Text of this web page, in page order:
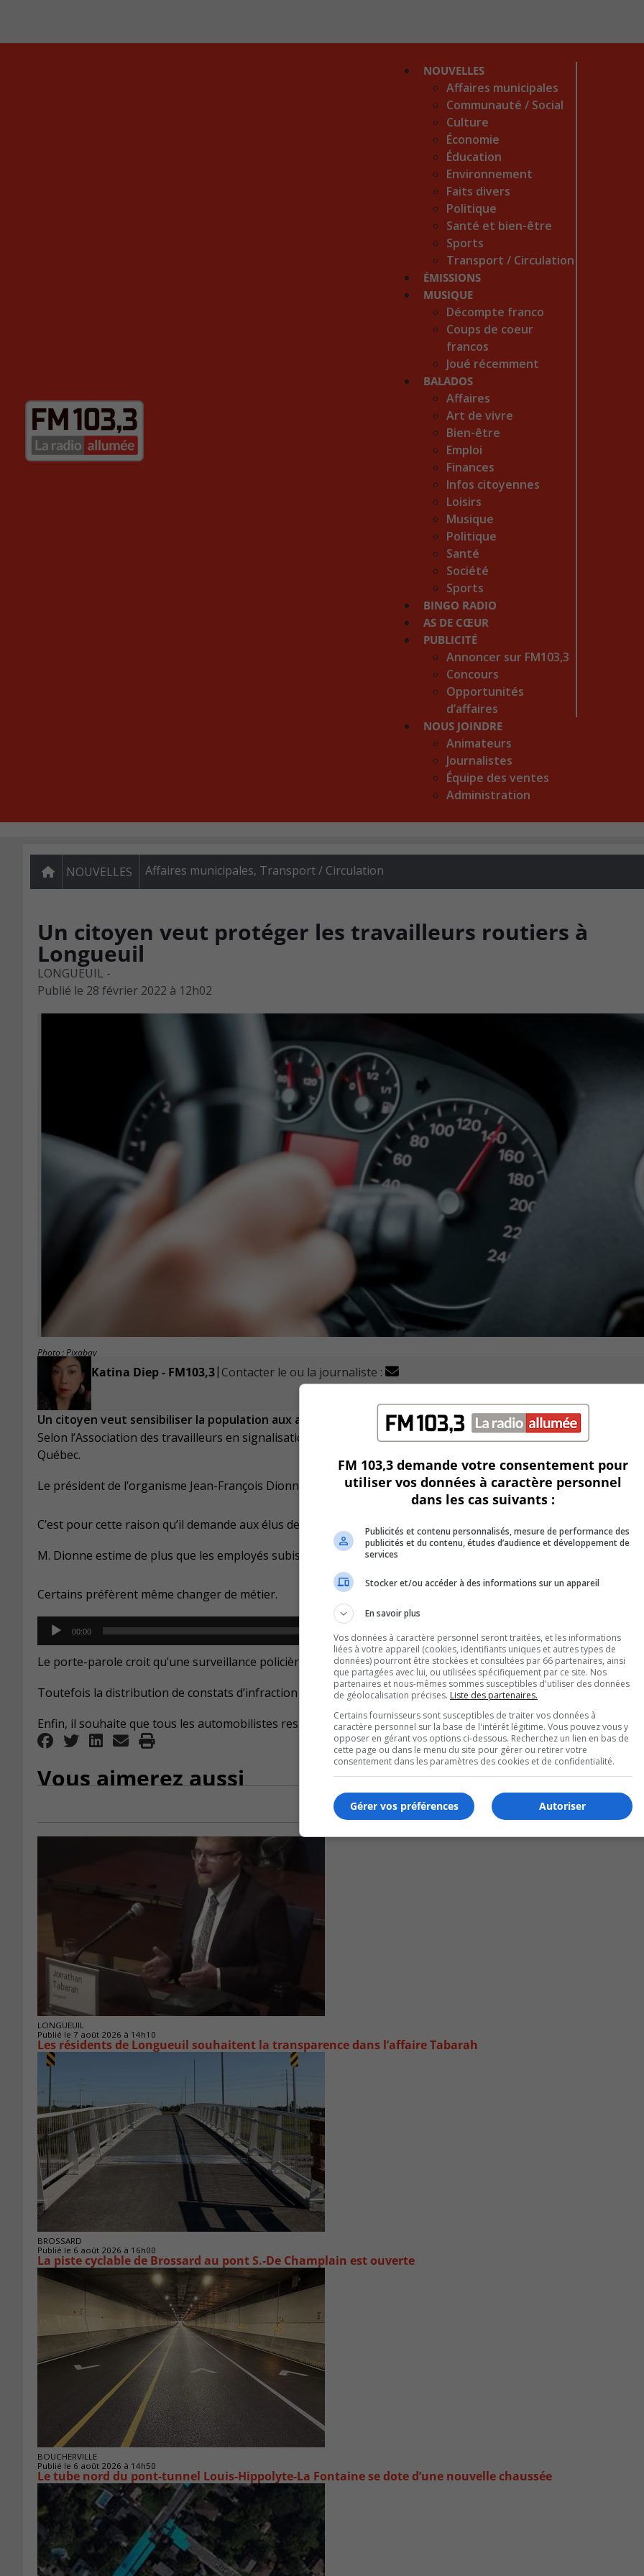
NOUVELLES
Affaires municipales
Communauté / Social
Culture
Économie
Éducation
Environnement
Faits divers
Politique
Santé et bien-être
Sports
Transport / Circulation
ÉMISSIONS
MUSIQUE
Décompte franco
Coups de coeur
francos
Joué récemment
BALADOS
Affaires
Art de vivre
Bien-être
Emploi
Finances
Infos citoyennes
Loisirs
Musique
Politique
Santé
Société
Sports
BINGO RADIO
AS DE CŒUR
PUBLICITÉ
Annoncer sur FM103,3
Concours
Opportunités
d’affaires
NOUS JOINDRE
Animateurs
Journalistes
Équipe des ventes
Administration
NOUVELLES Affaires municipales, Transport / Circulation
Un citoyen veut protéger les travailleurs routiers à
Longueuil
LONGUEUIL -
Publié le 28 février 2022 à 12h02
Photo : Pixabay
Katina Diep - FM103,3| Contacter le ou la journaliste :
Un citoyen veut sensibiliser la population aux accidents chez les travailleurs de chantiers routiers à
Selon l’Association des travailleurs en signalisation routière du Québec (ATSRQ), le nombre d’accident a doublé
Québec.
Le président de l’organisme Jean-François Dionne affirme que ce chiffre est passé de 40 à 100 accidents en un an.
C’est pour cette raison qu’il demande aux élus de la Ville de lancer une campagne de sensibilisation.
M. Dionne estime de plus que les employés subissent un certain stress en raison des dangers possibles.
Certains préfèrent même changer de métier.
Audio
Player
00:00
Le porte-parole croit qu’une surveillance policière peut aider la cause.
Toutefois la distribution de constats d’infraction n’est pas la seule stratégie pour sécuriser les lieux, dit-il.
Enfin, il souhaite que tous les automobilistes respectent un « corridor de sécurité » près d’un chantier sur la
Vous aimerez aussi
LONGUEUIL
Publié le 7 août 2026 à 14h10
Les résidents de Longueuil souhaitent la transparence dans l’affaire Tabarah
BROSSARD
Publié le 6 août 2026 à 16h00
La piste cyclable de Brossard au pont S.-De Champlain est ouverte
BOUCHERVILLE
Publié le 6 août 2026 à 14h50
Le tube nord du pont-tunnel Louis-Hippolyte-La Fontaine se dote d’une nouvelle chaussée
FM 103,3 demande votre consentement pour
utiliser vos données à caractère personnel
dans les cas suivants :
Publicités et contenu personnalisés, mesure de performance des
publicités et du contenu, études d’audience et développement de
services
Stocker et/ou accéder à des informations sur un appareil
En savoir plus
Vos données à caractère personnel seront traitées, et les informations
liées à votre appareil (cookies, identifiants uniques et autres types de
données) pourront être stockées et consultées par 66 partenaires, ainsi
que partagées avec lui, ou utilisées spécifiquement par ce site. Nos
partenaires et nous-mêmes sommes susceptibles d'utiliser des données
de géolocalisation précises. Liste des partenaires.
Certains fournisseurs sont susceptibles de traiter vos données à
caractère personnel sur la base de l'intérêt légitime. Vous pouvez vous y
opposer en gérant vos options ci-dessous. Recherchez un lien en bas de
cette page ou dans le menu du site pour gérer ou retirer votre
consentement dans les paramètres des cookies et de confidentialité.
Autoriser
Gérer vos préférences